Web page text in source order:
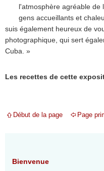
l'atmosphère agréable de
gens accueillants et
suis également heureux de
photographique, qui sert
Cuba. »
Les recettes de cette
Début de la page Page
Bienvenue